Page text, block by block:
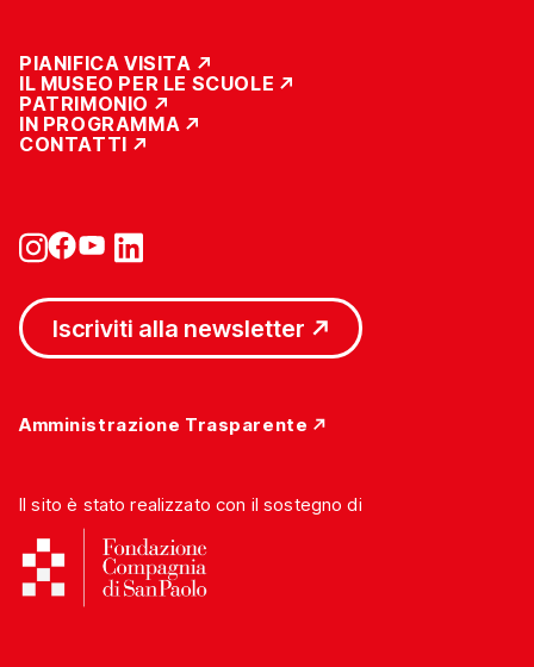
PIANIFICA VISITA
IL MUSEO PER LE SCUOLE
PATRIMONIO
IN PROGRAMMA
CONTATTI
Iscriviti alla newsletter
Amministrazione Trasparente
Il sito è stato realizzato con il sostegno di